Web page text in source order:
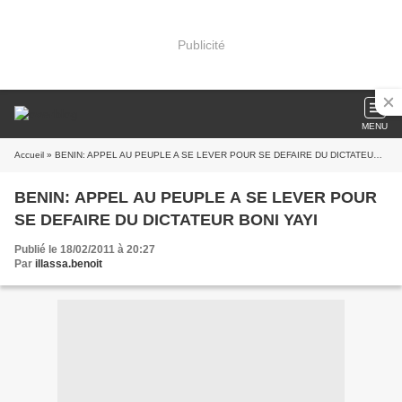
Publicité
MENU
Accueil » BENIN: APPEL AU PEUPLE A SE LEVER POUR SE DEFAIRE DU DICTATEUR BONI YAYI
BENIN: APPEL AU PEUPLE A SE LEVER POUR
SE DEFAIRE DU DICTATEUR BONI YAYI
Publié le 18/02/2011 à 20:27
Par illassa.benoit